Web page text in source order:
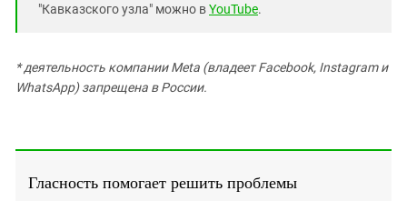
"Кавказского узла" можно вYouTube.
* деятельность компании Meta (владеет Facebook, Instagram и
WhatsApp) запрещена в России.
Гласность помогает решить проблемы